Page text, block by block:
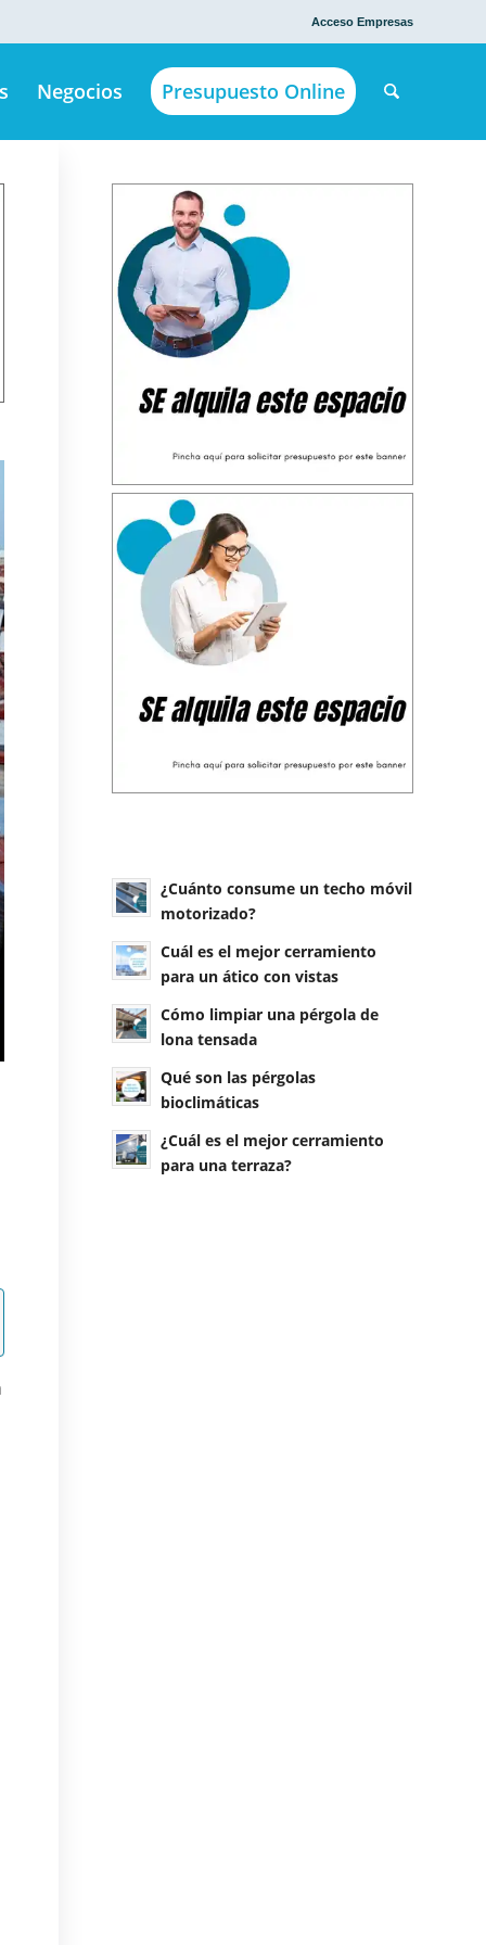
Acceso Empresas
Negocios Presupuesto Online
¿Cuánto consume un techo móvil
motorizado?
Cuál es el mejor cerramiento
para un ático con vistas
Cómo limpiar una pérgola de
lona tensada
Qué son las pérgolas
bioclimáticas
¿Cuál es el mejor cerramiento
para una terraza?